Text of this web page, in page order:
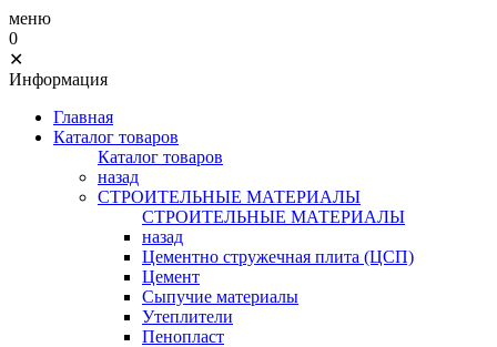
меню
0
✕
Информация
Главная
Каталог товаров
Каталог товаров
назад
СТРОИТЕЛЬНЫЕ МАТЕРИАЛЫ
СТРОИТЕЛЬНЫЕ МАТЕРИАЛЫ
назад
Цементно стружечная плита (ЦСП)
Цемент
Сыпучие материалы
Утеплители
Пенопласт